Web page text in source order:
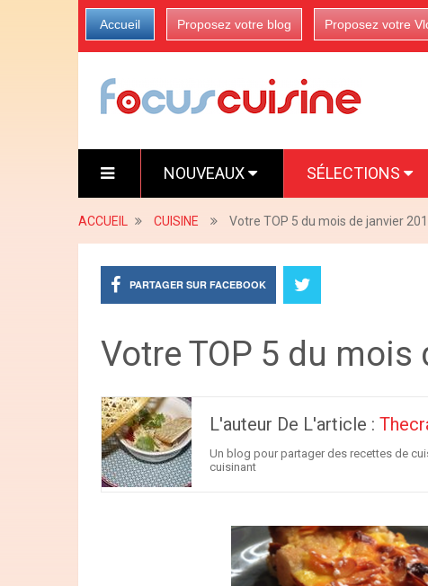
Accueil Proposez votre blog Proposez votre
NOUVEAUX SÉLECTIONS
ACCUEIL CUISINE Votre TOP 5 du mois de janvier
PARTAGER SUR FACEBOOK
Votre TOP 5 du mois
L'auteur De L'article :
Un blog pour partager des recettes de
cuisinant